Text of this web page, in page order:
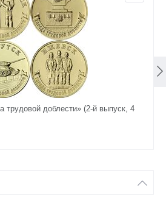
трудовой доблести» (2-й выпуск, 4